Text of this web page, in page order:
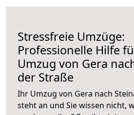
Stressfreie Umzüge:
Professionelle Hilfe
Umzug von Gera
der Straße
Ihr Umzug von Gera nach
steht an und Sie wissen nicht,